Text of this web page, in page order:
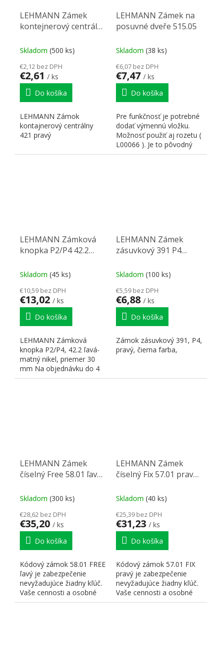
LEHMANN Zámek
kontejnerový centrální
Skladom (500 ks)
€2,12 bez DPH
€2,61 / ks
Do košíka
LEHMANN Zámok
kontajnerový centrálny
421 pravý
LEHMANN Zámek na
posuvné dveře 515.05
Skladom (38 ks)
€6,07 bez DPH
€7,47 / ks
Do košíka
Pre funkčnosť je potrebné
dodať výmennú vložku.
Možnosť použiť aj rozetu (
L00066 ). Je to pôvodný
zámok 515.02 kde...
LEHMANN Zámková
knopka P2/P4 42.2
Skladom (45 ks)
€10,59 bez DPH
€13,02 / ks
Do košíka
LEHMANN Zámková
knopka P2/P4, 42.2 ľavá-
matný nikel, priemer 30
mm Na objednávku do 4
týždňov.
LEHMANN Zámek
zásuvkový 391 P4
Skladom (100 ks)
€5,59 bez DPH
€6,88 / ks
Do košíka
Zámok zásuvkový 391, P4,
pravý, čierna farba,
LEHMANN Zámek
číselný Free 58.01 ľavý
Skladom (300 ks)
€28,62 bez DPH
€35,20 / ks
Do košíka
Kódový zámok 58.01 FREE
ľavý je zabezpečenie
nevyžadujúce žiadny kľúč.
Vaše cennosti a osobné
veci sú v bezpečí a...
LEHMANN Zámek
číselný Fix 57.01 pravý
Skladom (40 ks)
€25,39 bez DPH
€31,23 / ks
Do košíka
Kódový zámok 57.01 FIX
pravý je zabezpečenie
nevyžadujúce žiadny kľúč.
Vaše cennosti a osobné
veci sú v bezpečí a...